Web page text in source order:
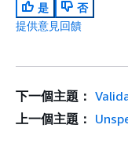
是
否
提供意見回饋
下一個主題：
上一個主題：